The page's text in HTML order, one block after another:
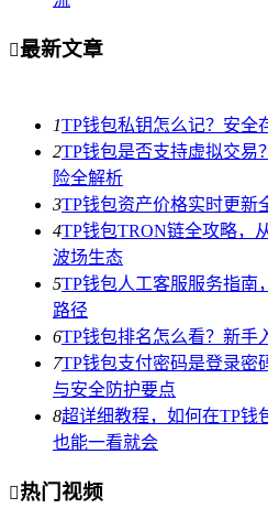
最新文章
1TP钱包私钥怎么记？安全
2TP钱包是否支持虚拟交易
险全解析
3TP钱包资产价格实时更新
4TP钱包TRON链全攻略，
波场生态
5TP钱包人工客服服务指南
路径
6TP钱包排名怎么看？新手
7TP钱包支付密码是登录密
与安全防护要点
8超详细教程，如何在TP钱
也能一看就会
热门视频